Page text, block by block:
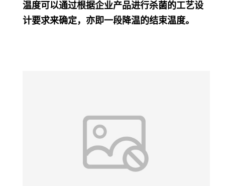
温度可以通过根据企业产品进行杀菌的工艺设
计要求来确定，亦即一段降温的结束温度。